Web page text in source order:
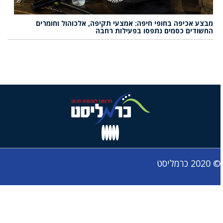
מבצע אכיפה בחופי חיפה: אמצעי תקיפה, אלכוהול וחומרים
החשודים כסמים נתפסו בפעילות רחבה
© 2020 כרמליסט